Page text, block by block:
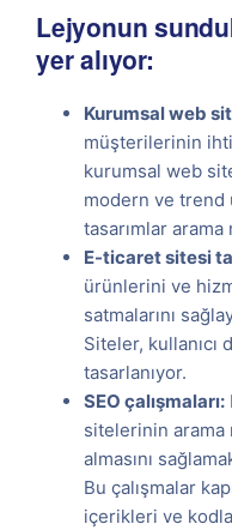
Lejyonun
yer alıyor:
Kurumsal web
müşterilerinin
kurumsal web
modern ve trend
tasarımlar
E-ticaret sitesi
ürünlerini ve
satmalarını
Siteler,
tasarlanıyor.
SEO çalışmaları:
sitelerinin arama
almasını
Bu çalışmalar
içerikleri ve